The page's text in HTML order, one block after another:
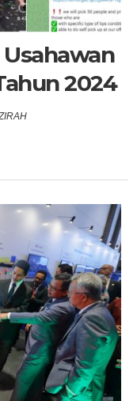
Usahawan
2024